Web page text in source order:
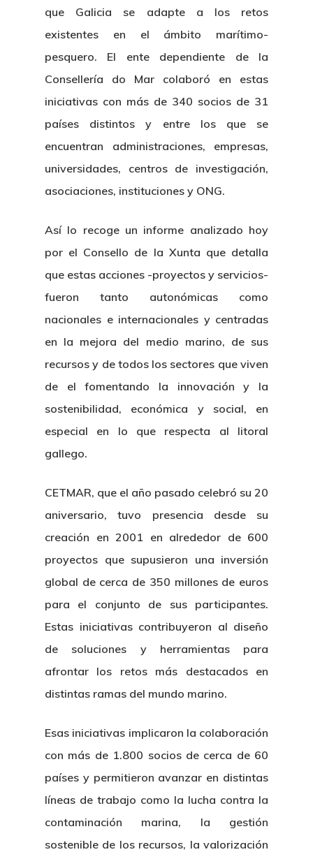
que Galicia se adapte a los retos
existentes en el ámbito marítimo-
pesquero. El ente dependiente de la
Consellería do Mar colaboró en estas
iniciativas con más de 340 socios de 31
países distintos y entre los que se
encuentran administraciones, empresas,
universidades, centros de investigación,
asociaciones, instituciones y ONG.
Así lo recoge un informe analizado hoy
por el Consello de la Xunta que detalla
que estas acciones -proyectos y servicios-
fueron tanto autonómicas como
nacionales e internacionales y centradas
en la mejora del medio marino, de sus
recursos y de todos los sectores que viven
de el fomentando la innovación y la
sostenibilidad, económica y social, en
especial en lo que respecta al litoral
gallego.
CETMAR, que el año pasado celebró su 20
aniversario, tuvo presencia desde su
creación en 2001 en alrededor de 600
proyectos que supusieron una inversión
global de cerca de 350 millones de euros
para el conjunto de sus participantes.
Estas iniciativas contribuyeron al diseño
de soluciones y herramientas para
afrontar los retos más destacados en
distintas ramas del mundo marino.
Esas iniciativas implicaron la colaboración
con más de 1.800 socios de cerca de 60
países y permitieron avanzar en distintas
líneas de trabajo como la lucha contra la
contaminación marina, la gestión
sostenible de los recursos, la valorización